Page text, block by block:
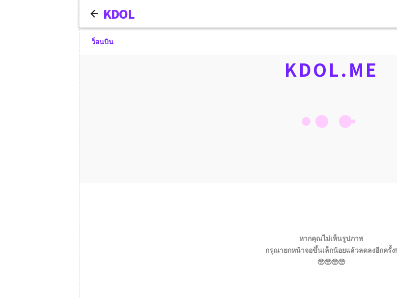
KDOL
ว็อนบิน
KDOL.ME
หากคุณไม่เห็นรูปภาพ
กรุณายกหน้าจอขึ้นเล็กน้อยแล้วลดลงอีกครั้ง!
🥺🥺🥺🥺